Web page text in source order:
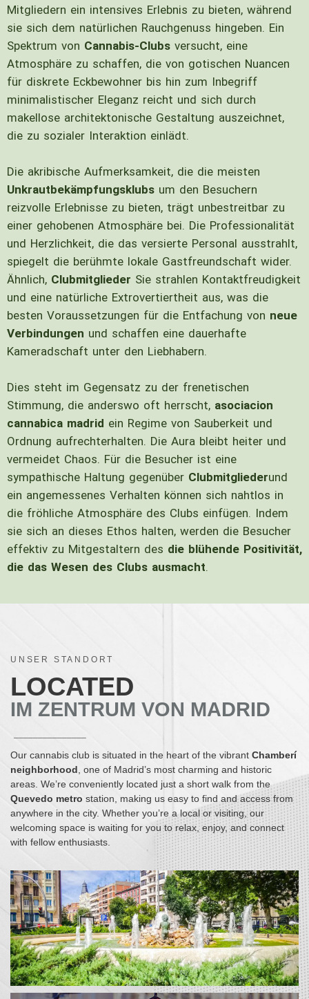
Mitgliedern ein intensives Erlebnis zu bieten, während
sie sich dem natürlichen Rauchgenuss hingeben. Ein
Spektrum von Cannabis-Clubs versucht, eine
Atmosphäre zu schaffen, die von gotischen Nuancen
für diskrete Eckbewohner bis hin zum Inbegriff
minimalistischer Eleganz reicht und sich durch
makellose architektonische Gestaltung auszeichnet,
die zu sozialer Interaktion einlädt.
Die akribische Aufmerksamkeit, die die meisten
Unkrautbekämpfungsklubs um den Besuchern
reizvolle Erlebnisse zu bieten, trägt unbestreitbar zu
einer gehobenen Atmosphäre bei. Die Professionalität
und Herzlichkeit, die das versierte Personal ausstrahlt,
spiegelt die berühmte lokale Gastfreundschaft wider.
Ähnlich, Clubmitglieder Sie strahlen Kontaktfreudigkeit
und eine natürliche Extrovertiertheit aus, was die
besten Voraussetzungen für die Entfachung von neue
Verbindungen und schaffen eine dauerhafte
Kameradschaft unter den Liebhabern.
Dies steht im Gegensatz zu der frenetischen
Stimmung, die anderswo oft herrscht, asociacion
cannabica madrid ein Regime von Sauberkeit und
Ordnung aufrechterhalten. Die Aura bleibt heiter und
vermeidet Chaos. Für die Besucher ist eine
sympathische Haltung gegenüber Clubmitgliederund
ein angemessenes Verhalten können sich nahtlos in
die fröhliche Atmosphäre des Clubs einfügen. Indem
sie sich an dieses Ethos halten, werden die Besucher
effektiv zu Mitgestaltern des die blühende Positivität,
die das Wesen des Clubs ausmacht.
UNSER STANDORT
LOCATED
IM ZENTRUM VON MADRID
Our cannabis club is situated in the heart of the vibrant Chamberí
neighborhood , one of Madrid’s most charming and historic
areas. We’re conveniently located just a short walk from the
Quevedo metro station, making us easy to find and access from
anywhere in the city. Whether you’re a local or visiting, our
welcoming space is waiting for you to relax, enjoy, and connect
with fellow enthusiasts.